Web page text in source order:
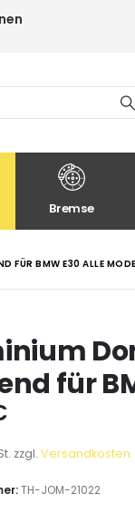
Bremse
FÜR BMW E30 ALLE
für
zzgl. Versandkosten
TH-JOM-21022